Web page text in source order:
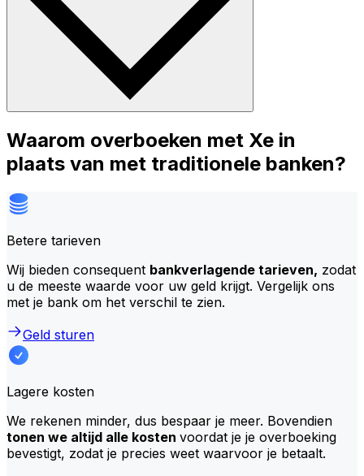
Waarom overboeken met Xe in
plaats van met traditionele banken?
Betere tarieven
Wij bieden consequent bankverlagende tarieven, zodat
u de meeste waarde voor uw geld krijgt. Vergelijk ons
met je bank om het verschil te zien.
Geld sturen
Lagere kosten
We rekenen minder, dus bespaar je meer. Bovendien
tonen we altijd alle kosten voordat je je overboeking
bevestigt, zodat je precies weet waarvoor je betaalt.